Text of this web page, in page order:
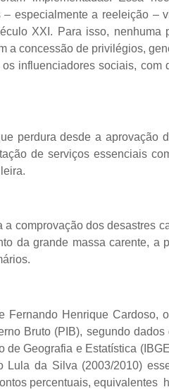
especialmente a reeleição –
XXI. Para isso, nenhuma
a concessão de privilégios,
influenciadores sociais, com
perdura desde a aprovação
de serviços essenciais
a comprovação dos desastres
da grande massa carente, a
Fernando Henrique Cardoso,
Bruto (PIB), segundo
de Geografia e Estatística
Lula da Silva (2003/2010)
percentuais, equivalentes